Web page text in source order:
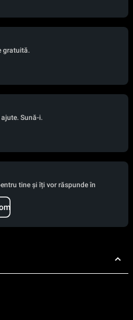
gratuită.
Sună-i.
tine și îți vor răspunde în